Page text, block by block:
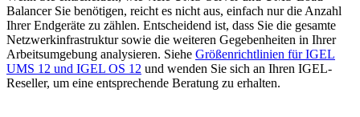
Balancer Sie benötigen, reicht es nicht aus, einfach nur die Anzahl
Ihrer Endgeräte zu zählen. Entscheidend ist, dass Sie die gesamte
Netzwerkinfrastruktur sowie die weiteren Gegebenheiten in Ihrer
Arbeitsumgebung analysieren. Siehe Größenrichtlinien für IGEL
UMS 12 und IGEL OS 12 und wenden Sie sich an Ihren IGEL-
Reseller, um eine entsprechende Beratung zu erhalten.